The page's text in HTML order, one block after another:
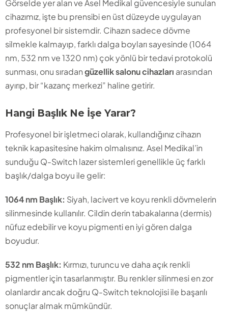
Görselde yer alan ve Asel Medikal güvencesiyle sunulan
cihazımız, işte bu prensibi en üst düzeyde uygulayan
profesyonel bir sistemdir. Cihazın sadece dövme
silmekle kalmayıp, farklı dalga boyları sayesinde (1064
nm, 532 nm ve 1320 nm) çok yönlü bir tedavi protokolü
sunması, onu sıradangüzellik salonu cihazları arasından
ayırıp, bir “kazanç merkezi” haline getirir.
Hangi Başlık Ne İşe Yarar?
Profesyonel bir işletmeci olarak, kullandığınız cihazın
teknik kapasitesine hakim olmalısınız. Asel Medikal’in
sunduğu Q-Switch lazer sistemleri genellikle üç farklı
başlık/dalga boyu ile gelir:
1064 nm Başlık: Siyah, lacivert ve koyu renkli dövmelerin
silinmesinde kullanılır. Cildin derin tabakalarına (dermis)
nüfuz edebilir ve koyu pigmenti en iyi gören dalga
boyudur.
532 nm Başlık: Kırmızı, turuncu ve daha açık renkli
pigmentler için tasarlanmıştır. Bu renkler silinmesi en zor
olanlardır ancak doğru Q-Switch teknolojisi ile başarılı
sonuçlar almak mümkündür.